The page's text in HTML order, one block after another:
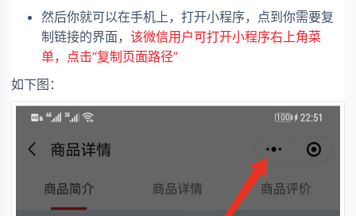
然后你就可以在手机上，打开小程序，点到你需要复
制链接的界面， 该微信用户可打开小程序右上角菜
单，点击“复制页面路径”
如下图：